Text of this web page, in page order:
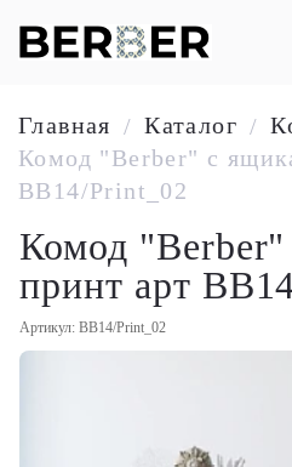
Главная / Каталог /
Комод "Berber" с
BB14/Print_02
Комод
принт арт
Артикул: BB14/Print_02